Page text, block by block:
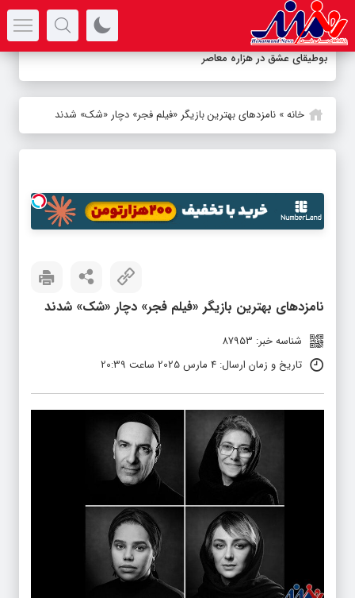
بوطیقای عشق در هزاره معاصر
خانه» نامزدهای بهترین بازیگر «فیلم فجر» دچار «شک» شدند
نامزدهای بهترین بازیگر «فیلم فجر» دچار «شک» شدند
شناسه خبر: 87953
تاریخ و زمان ارسال: 4 مارس 2025 ساعت 20:39